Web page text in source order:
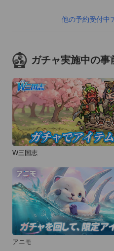
他の予約受付中
ガチャ実施中の事
W三国志
アニモ